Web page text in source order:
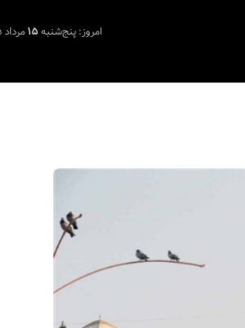
امروز:پنج‌شنبه۱۵مرداد ۱۴۰۵